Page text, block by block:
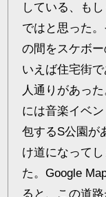
している、も
ではと思った
の間をスケボ
いえば住宅街
人通りがあっ
には音楽イベ
包するS公園が
け道になって
た。Google
ると、この道